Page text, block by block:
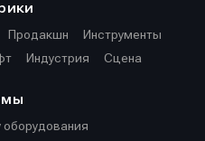
Продакшн
Инструменты
Индустрия Сцена